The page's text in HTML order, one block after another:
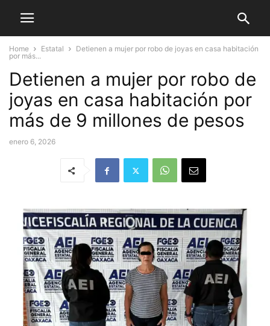
Home Estatal
Detienen a mujer por robo de joyas en casa habitación
por más...
Detienen a mujer por robo de
joyas en casa habitación por
más de 9 millones de pesos
enero 6, 2026